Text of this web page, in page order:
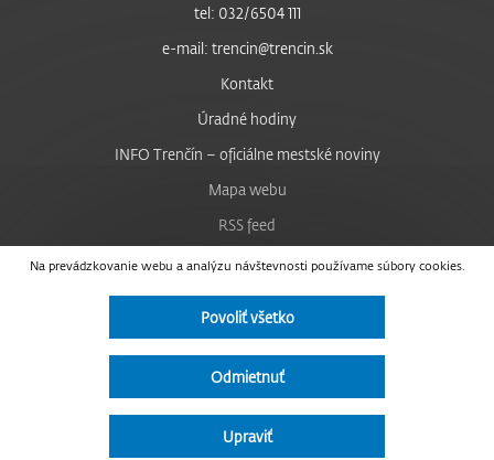
Na prevádzkovanie webu a analýzu návštevnosti používame súbory cookies.
Povoliť všetko
Odmietnuť
Upraviť
tel: 032/6504 111
e-mail: trencin@trencin.sk
Kontakt
Úradné hodiny
INFO Trenčín – oficiálne mestské noviny
Mapa webu
RSS feed
Nastavenie cookies
Facebook
Instagram
Vyhlásenie o prístupnosti